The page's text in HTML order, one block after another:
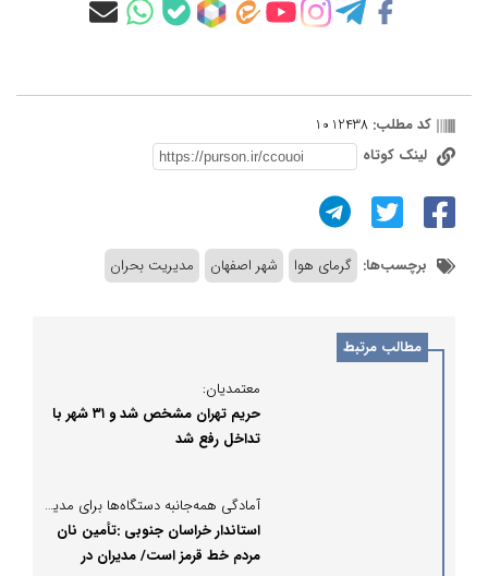
کد مطلب: 1012438
لینک کوتاه
برچسب‌ها: گرمای هوا شهر اصفهان مدیریت بحران
مطالب مرتبط
معتمدیان:
حریم تهران مشخص شد و ۳۱ شهر با
تداخل رفع شد
آمادگی همه‌جانبه دستگاه‌ها برای مدیریت شرایط احتمالی؛
استاندار خراسان جنوبی :تأمین نان
مردم خط قرمز است/ مدیران در